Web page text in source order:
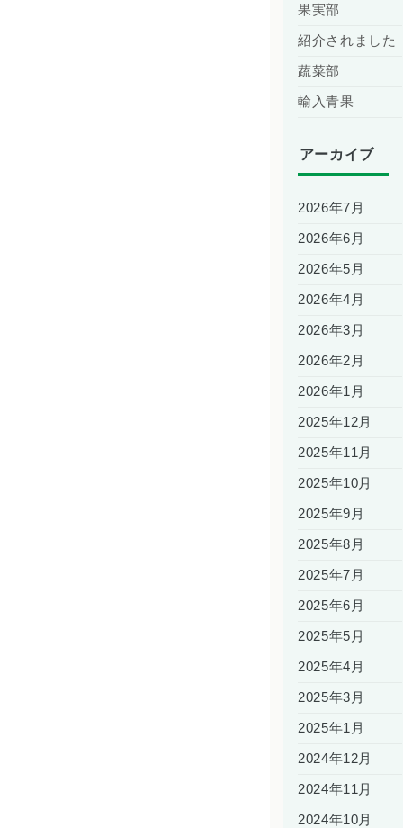
果実部
紹介されました
蔬菜部
輸入青果
アーカイブ
2026年7月
2026年6月
2026年5月
2026年4月
2026年3月
2026年2月
2026年1月
2025年12月
2025年11月
2025年10月
2025年9月
2025年8月
2025年7月
2025年6月
2025年5月
2025年4月
2025年3月
2025年1月
2024年12月
2024年11月
2024年10月